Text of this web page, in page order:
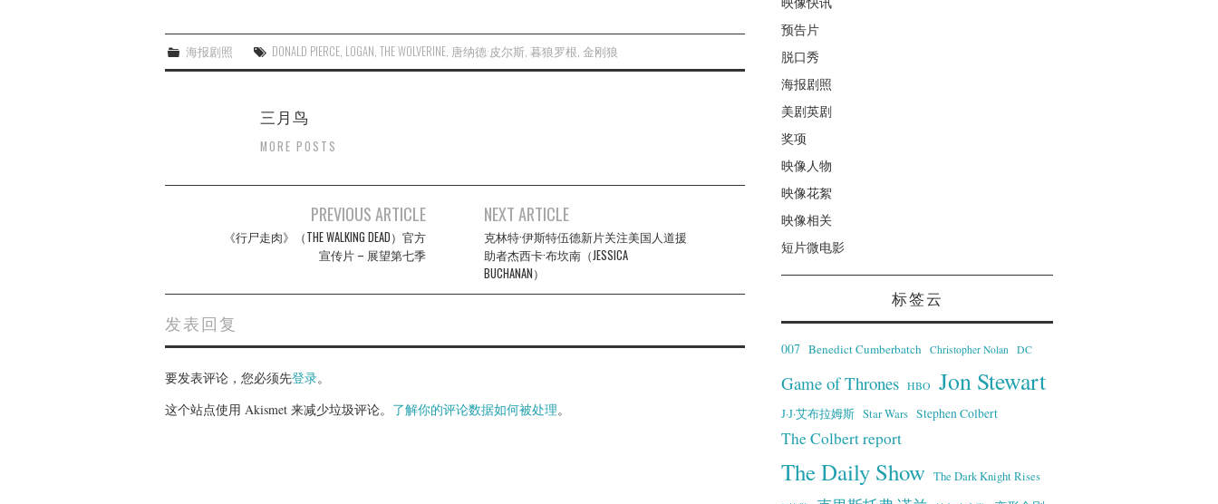
海报剧照 DONALD PIERCE, LOGAN,THE WOLVERINE, 唐纳德·皮尔斯,暮狼罗根,金刚狼
三月鸟
MORE POSTS
navigation
PREVIOUS ARTICLE
《行尸走肉》（THE WALKING DEAD）官方
宣传片 – 展望第七季
NEXT ARTICLE
克林特·伊斯特伍德新片关注美国人道援
助者杰西卡·布坎南（JESSICA
BUCHANAN）
发表回复
要发表评论，您必须先登录。
这个站点使用 Akismet 来减少垃圾评论。 了解你的评论数据如何被处理。
预告片
脱口秀
海报剧照
美剧英剧
奖项
映像人物
映像花絮
映像相关
短片微电影
标签云
007 Benedict Cumberbatch Christopher Nolan DC
Game of Thrones HBO Jon Stewart
J·J·艾布拉姆斯 Star Wars Stephen Colbert
The Colbert report
The Daily Show The Dark Knight Rises